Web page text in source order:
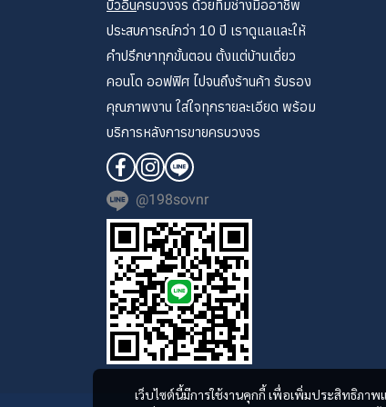
เว็บไซต์นี้มีการใช้งานคุกกี้ เพื่อเพิ่มประสิทธิภา
บิ้วอินครบวงจร ด้วยทีมช่างมืออาชีพ
ประสบการณ์กว่า 10 ปี เราดูแลและให้
คำปรึกษาทุกขั้นตอน ตั้งแต่บ้านเดี่ยว
คอนโด ออฟฟิศ ไปจนถึงร้านค้า รับรอง
คุณภาพงาน ใส่ใจทุกรายละเอียด พร้อม
บริการหลังการขายครบวงจร
@198sovnr